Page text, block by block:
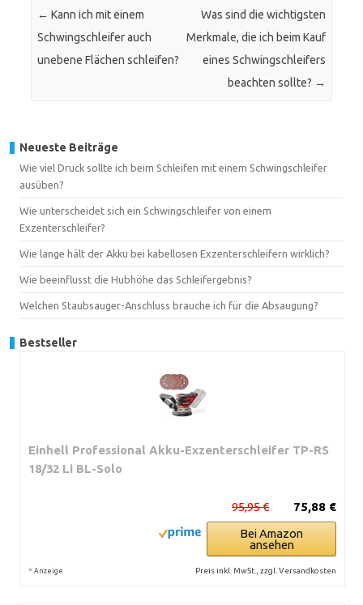
← Kann ich mit einem
Schwingschleifer auch
unebene Flächen schleifen?
Was sind die wichtigsten
Merkmale, die ich beim Kauf
eines Schwingschleifers
beachten sollte? →
Neueste Beiträge
Wie viel Druck sollte ich beim Schleifen mit einem Schwingschleifer
ausüben?
Wie unterscheidet sich ein Schwingschleifer von einem
Exzenterschleifer?
Wie lange hält der Akku bei kabellosen Exzenterschleifern wirklich?
Wie beeinflusst die Hubhöhe das Schleifergebnis?
Welchen Staubsauger-Anschluss brauche ich für die Absaugung?
Bestseller
Einhell Professional Akku-Exzenterschleifer TP-RS
18/32 Li BL-Solo
75,88 €
95,95 €
Bei Amazon
ansehen
* Anzeige Preis inkl. MwSt., zzgl. Versandkosten